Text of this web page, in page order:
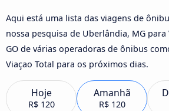
Aqui está uma lista das viagens de
nossa pesquisa de Uberlândia, MG para
GO de várias operadoras de ônibus
Viaçao Total para os próximos dias.
Hoje
R$ 120
Amanhã
R$ 120